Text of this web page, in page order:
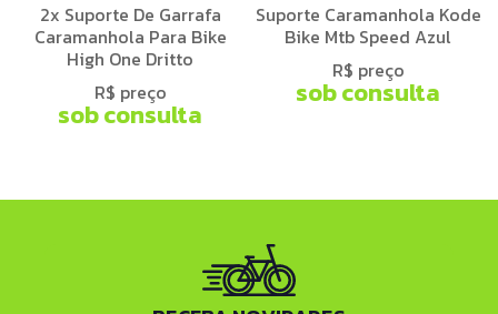
2x Suporte De Garrafa
Caramanhola Para Bike
High One Dritto
R$ preço
sob consulta
Suporte Caramanhola Kode
Bike Mtb Speed Azul
R$ preço
sob consulta